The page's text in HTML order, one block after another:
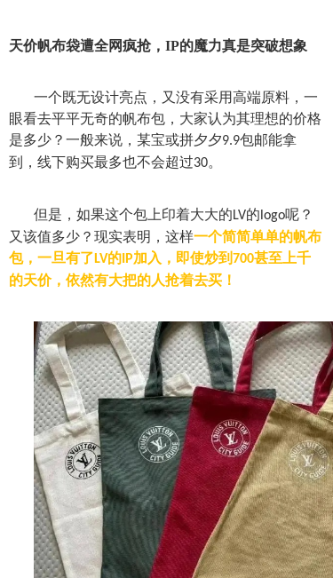
天价帆布袋遭全网疯抢，IP的魔力真是突破想象
一个既无设计亮点，又没有采用高端原料，一
眼看去平平无奇的帆布包， 大家认为其理想的价格
是多少？一般来说，某宝或拼夕夕9.9包邮能拿
到，线下购买最多也不会超过30。
但是，如果这个包上印着大大的LV的 logo呢？
又该值多少？现实表明，这样一个简简单单的帆布
包，一旦有了 LV的 IP加入，即使炒到700甚至上千
的天价，依然有大把的人抢着去买！